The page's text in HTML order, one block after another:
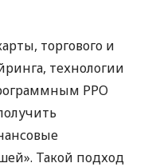
торгового и
технологии
РРО
Такой подход